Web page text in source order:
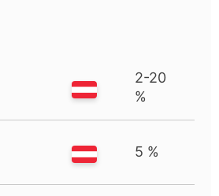
2-20
%
5 %